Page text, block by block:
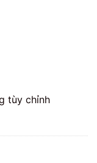
tùy chỉnh